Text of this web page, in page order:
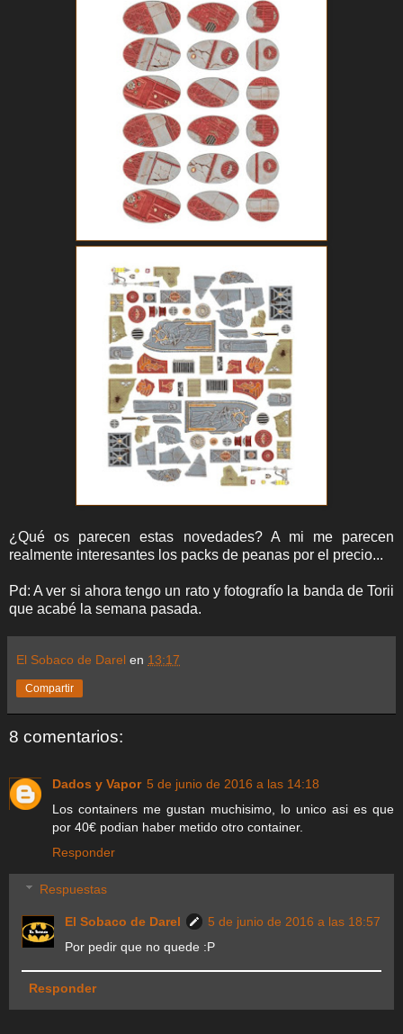
¿Qué os parecen estas novedades? A mi me parecen
realmente interesantes los packs de peanas por el precio...
Pd: A ver si ahora tengo un rato y fotografío la banda de Torii
que acabé la semana pasada.
El Sobaco de Darel en 13:17
Compartir
8 comentarios:
Dados y Vapor 5 de junio de 2016 a las 14:18
Los containers me gustan muchisimo, lo unico asi es que
por 40€ podian haber metido otro container.
Responder
Respuestas
El Sobaco de Darel
5 de junio de 2016 a las 18:57
Por pedir que no quede :P
Responder